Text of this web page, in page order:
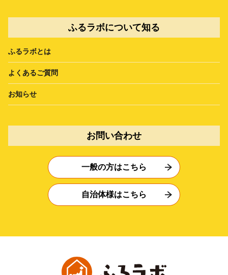
ふるラボについて知る
ふるラボとは
よくあるご質問
お知らせ
お問い合わせ
一般の方はこちら
自治体様はこちら